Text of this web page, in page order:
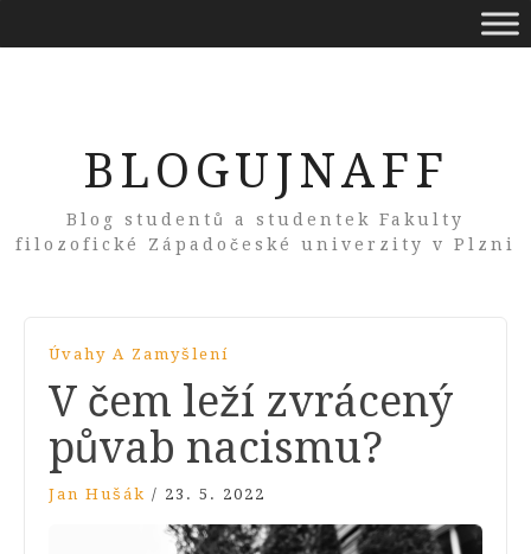
BLOGUJNAFF
Blog studentů a studentek Fakulty
filozofické Západočeské univerzity v Plzni
Úvahy A Zamyšlení
V čem leží zvrácený
půvab nacismu?
Jan Hušák / 23. 5. 2022